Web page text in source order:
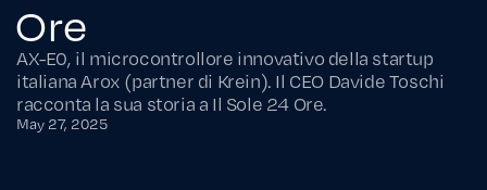
Ore
AX-E0, il microcontrollore innovativo della startup
italiana Arox (partner di Krein). Il CEO Davide Toschi
racconta la sua storia a Il Sole 24 Ore.
May 27, 2025